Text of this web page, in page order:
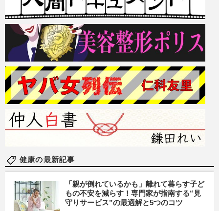
健康の最新記事
「親が倒れているかも」離れて暮らす子ど
もの不安を減らす！専門家が指南する“見
守りサービス”の最適解と5つのコツ